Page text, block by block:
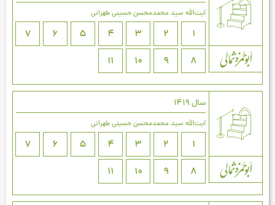
آیت‌اللَه سید محمدمحسن حسینی طهرانی
1
2
3
4
5
6
7
8
9
10
11
سال 1419
آیت‌اللَه سید محمدمحسن حسینی طهرانی
1
2
3
4
5
6
7
8
9
10
11